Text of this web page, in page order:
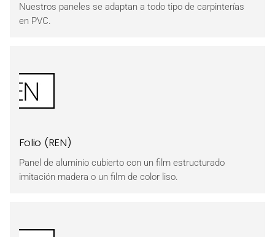
Nuestros paneles se adaptan a todo tipo de carpinterías
en PVC.
Folio (REN)
Panel de aluminio cubierto con un film estructurado
imitación madera o un film de color liso.